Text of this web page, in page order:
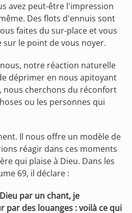
avez peut-être l'impression
Des flots d'ennuis sont
faites du sur-place et vous
le point de vous noyer.
notre réaction naturelle
déprimer en nous apitoyant
nous cherchons du réconfort
ou les personnes qui
Il nous offre un modèle de
réagir dans ces moments
qui plaise à Dieu. Dans les
69, il déclare :
par un chant, je
par des louanges : voilà ce qui